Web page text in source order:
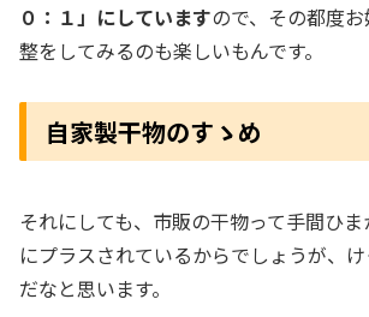
０：１」にしていますので、その都度
整をしてみるのも楽しいもんです。
自家製干物のすゝめ
それにしても、市販の干物って手間ひ
にプラスされているからでしょうが、
だなと思います。